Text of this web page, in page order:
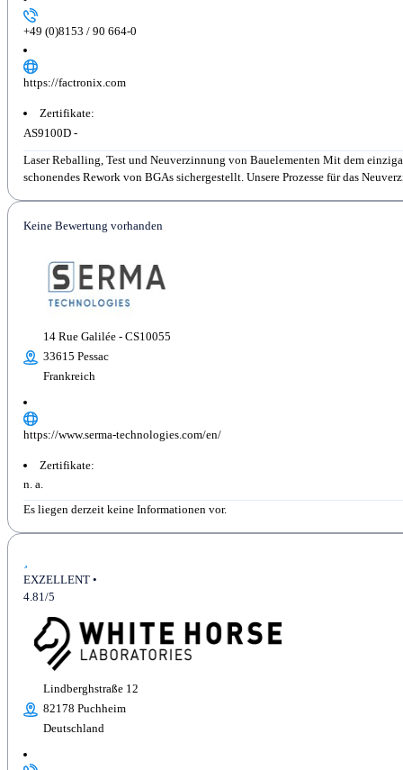
+49 (0)8153 / 90 664-0
https://factronix.com
Zertifikate:
AS9100D -
Laser Reballing, Test und Neuverzinnung von Bauelementen Mit dem
schonendes Rework von BGAs sichergestellt. Unsere Prozesse für das
14 Rue Galilée - CS10055
33615 Pessac
Frankreich
https://www.serma-technologies.com/en/
Zertifikate:
n. a.
Es liegen derzeit keine Informationen vor.
Keine Bewertung vorhanden
Lindberghstraße 12
82178 Puchheim
Deutschland
EXZELLENT •
4.81/5